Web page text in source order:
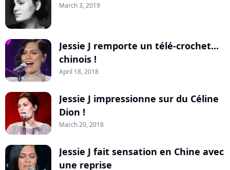
March 3, 2019
Jessie J remporte un télé-crochet...
chinois !
April 18, 2018
Jessie J impressionne sur du Céline
Dion !
March 20, 2018
Jessie J fait sensation en Chine avec
une reprise